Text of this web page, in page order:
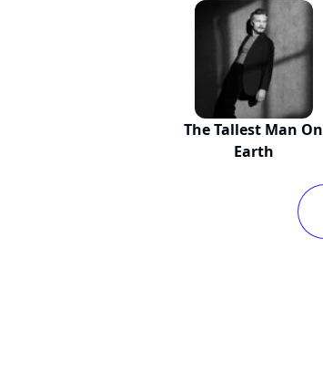
The Tallest Man On
Earth